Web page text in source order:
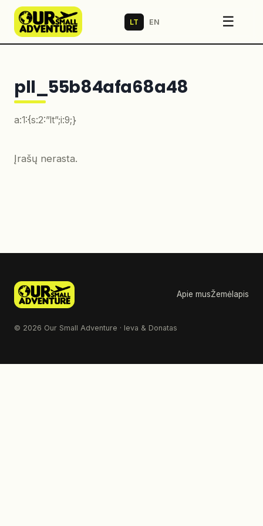
LT EN ☰
pll_55b84afa68a48
a:1:{s:2:”lt”;i:9;}
Įrašų nerasta.
Apie musŽemėlapis
© 2026 Our Small Adventure · Ieva & Donatas